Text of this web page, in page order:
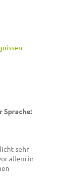
Sprache:
sehr
allem in